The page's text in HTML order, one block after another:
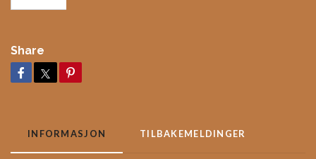
Share
INFORMASJON TILBAKEMELDINGER